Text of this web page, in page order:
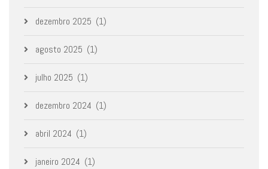
dezembro 2025 (1)
agosto 2025 (1)
julho 2025 (1)
dezembro 2024 (1)
abril 2024 (1)
janeiro 2024 (1)